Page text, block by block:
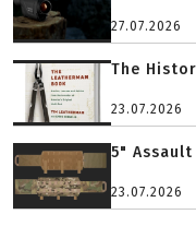
27.07.2026
The
23.07.2026
5"
23.07.2026